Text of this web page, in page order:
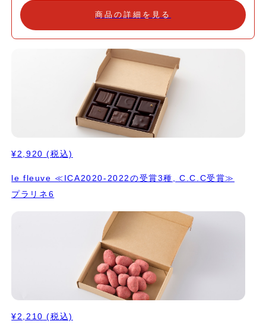
にするなど、キャラメリゼの工程はシェフだけのお仕事。この自家
製プラリネがあるからこそできた、10種類のプラリネです。 いつ
食感が楽しめるボンボンと、ナッツ感を大切にしつつも口の中で軽
くほどけるボンボンと比べてお味見頂けるのも楽しみの一つです。
お味は左上から順に 1. プラリネアマンドノワゼット イタリア産パ
ルマギルジェンティ種のアーモンドとイタリア産ヘーゼルナッツの
プラリネ。 プレーン味。 2. プラリネシトロン アーモンドプラリ
ネを、愛媛県中島産の オーガニックレモンで爽やかに。 3. プラリ
ネそば アーモンドとヘーゼルナッツのプラリネに、そばの個性的
ア）でゴールド受賞 4. かぼちゃの種プラリネ オーガニックのかぼ
ンテという技法を使って軽く仕上げました。 フランスのカマルグ
のお塩がアクセントになっています。 5. プラリネマンダリン 国産
プラリネと合わせモンテで軽い感じに。 ⭐️ICA2025（アジアパシ
フィックエリア）でシルバー受賞 ⭐️ICA2025（ワールド）でブロ
ンズ受賞 6. 日本茶のプラリネ アーモンドプラリネに、繊細な日本
茶のうまみを合わせて。 ⭐️ICA2022（アジアパシフィックエリ
ア）でゴールド受賞 ⭐️C.C.C.2025でTablette d'OrとCoup de
Coeur受賞 7. クロワッサンプラリネ アーモンドとヘーゼルナッツ
のプラリネに自家製クロワッサンを加えて、 ザクザクとした食感
Tablette d'OrとCoup de Coeur受賞 8. プラリネアマンド アー
商品の詳細を見る
¥2,920 (税込)
le fleuve ≪ICA2020-2022の受賞3種, C.C.C受賞≫
プラリネ6
¥2,210 (税込)